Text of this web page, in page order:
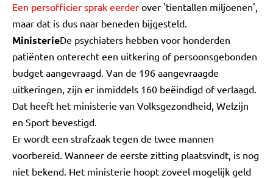
Een persofficier sprak eerder over 'tientallen miljoenen',
maar dat is dus naar beneden bijgesteld.
MinisterieDe psychiaters hebben voor honderden
patiënten onterecht een uitkering of persoonsgebonden
budget aangevraagd. Van de 196 aangevraagde
uitkeringen, zijn er inmiddels 160 beëindigd of verlaagd.
Dat heeft het ministerie van Volksgezondheid, Welzijn
en Sport bevestigd.
Er wordt een strafzaak tegen de twee mannen
voorbereid. Wanneer de eerste zitting plaatsvindt, is nog
niet bekend. Het ministerie hoopt zoveel mogelijk geld